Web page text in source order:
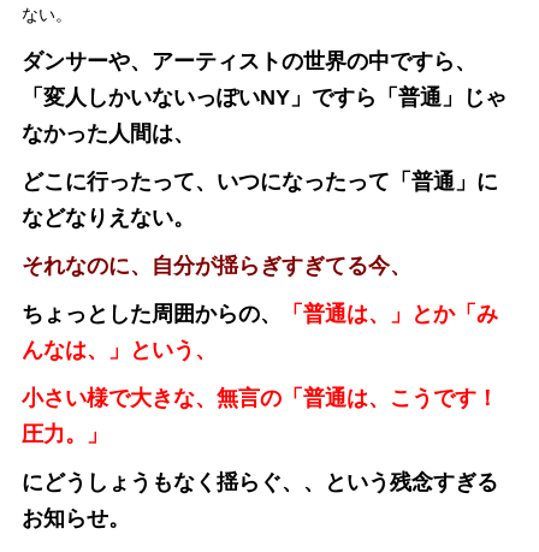
ない。
ダンサーや、アーティストの世界の中ですら、
「変人しかいないっぽいNY」ですら「普通」じゃ
なかった人間は、
どこに行ったって、いつになったって「普通」に
などなりえない。
それなのに、自分が揺らぎすぎてる今、
ちょっとした周囲からの、
「普通は、」とか「み
んなは、」という、
小さい様で大きな、無言の「普通は、こうです！
圧力。
」
にどうしょうもなく揺らぐ、、という残念すぎる
お知らせ。